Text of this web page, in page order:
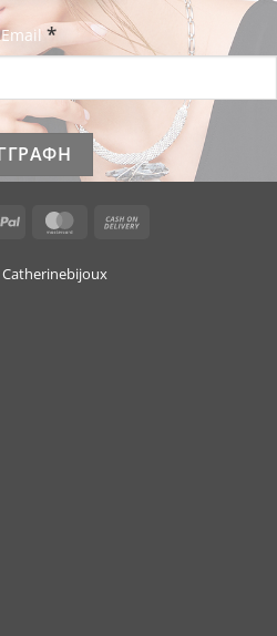
Email *
PayPal MasterCard
Catherinebijoux